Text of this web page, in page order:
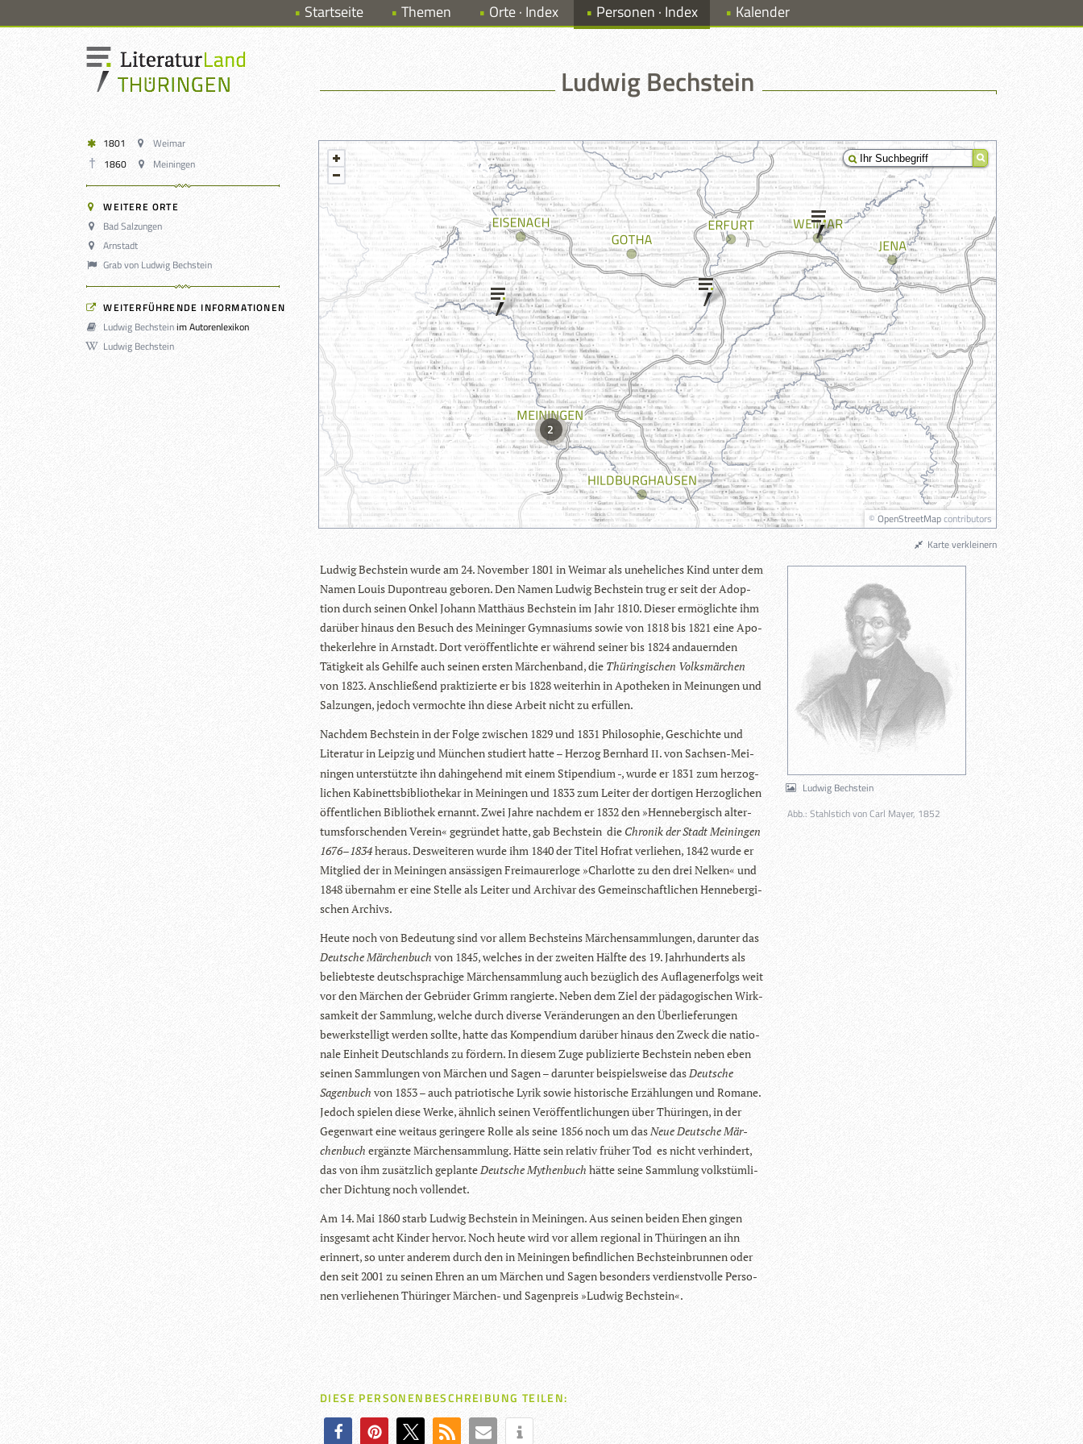
Startseite Themen Orte · Index Personen · Index Kalender
Ludwig Bechstein
1801
Weimar
1860
Meiningen
WEITERE ORTE
Bad Salzungen
Arnstadt
Grab von Ludwig Bechstein
WEITERFÜHRENDE INFORMATIONEN
Ludwig Bechsteinim Autorenlexikon
Ludwig Bechstein
2
© OpenStreetMapcontributors
Lud­wig Bech­stein wurde am 24. Novem­ber 1801 in Wei­mar als unehe­li­ches Kind unter dem
Namen Louis Dupont­reau gebo­ren. Den Namen Lud­wig Bech­stein trug er seit der Adop­
tion durch sei­nen Onkel Johann Mat­thäus Bech­stein im Jahr 1810. Die­ser ermög­lichte ihm
dar­über hin­aus den Besuch des Mei­nin­ger Gym­na­si­ums sowie von 1818 bis 1821 eine Apo­
the­ker­lehre in Arn­stadt. Dort ver­öf­fent­lichte er wäh­rend sei­ner bis 1824 andau­ern­den
Tätig­keit als Gehilfe auch sei­nen ers­ten Mär­chen­band, die Thü­rin­gi­schen Volks­mär­chen
von 1823. Anschlie­ßend prak­ti­zierte er bis 1828 wei­ter­hin in Apo­the­ken in Mei­nun­gen und
Sal­zun­gen, jedoch ver­mochte ihn diese Arbeit nicht zu erfüllen.
Nach­dem Bech­stein in der Folge zwi­schen 1829 und 1831 Phi­lo­so­phie, Geschichte und
Lite­ra­tur in Leip­zig und Mün­chen stu­diert hatte – Her­zog Bern­hardII. von Sach­sen-Mei­
nin­gen unter­stützte ihn dahin­ge­hend mit einem Sti­pen­dium -, wurde er 1831 zum her­zog­
li­chen Kabi­netts­bi­blio­the­kar in Mei­nin­gen und 1833 zum Lei­ter der dor­ti­gen Her­zog­li­chen
öffent­li­chen Biblio­thek ernannt. Zwei Jahre nach­dem er 1832 den »Hen­ne­ber­gisch alter­
tums­for­schen­den Ver­ein« gegrün­det hatte, gab Bech­stein die Chro­nik der Stadt Mei­nin­gen
1676–1834her­aus. Des­wei­te­ren wurde ihm 1840 der Titel Hof­rat ver­lie­hen, 1842 wurde er
Mit­glied der in Mei­nin­gen ansäs­si­gen Frei­mau­rer­loge »Char­lotte zu den drei Nel­ken« und
1848 über­nahm er eine Stelle als Lei­ter und Archi­var des Gemein­schaft­li­chen Hen­ne­ber­gi­
schen Archivs.
Heute noch von Bedeu­tung sind vor allem Bech­steins Mär­chen­samm­lun­gen, dar­un­ter das
Deut­sche Mär­chen­buch von 1845, wel­ches in der zwei­ten Hälfte des 19. Jahr­hun­derts als
belieb­teste deutsch­spra­chige Mär­chen­samm­lung auch bezüg­lich des Auf­la­gen­er­folgs weit
vor den Mär­chen der Gebrü­der Grimm ran­gierte. Neben dem Ziel der päd­ago­gi­schen Wirk­
sam­keit der Samm­lung, wel­che durch diverse Ver­än­de­run­gen an den Über­lie­fe­run­gen
bewerk­stel­ligt wer­den sollte, hatte das Kom­pen­dium dar­über hin­aus den Zweck die natio­
nale Ein­heit Deutsch­lands zu för­dern. In die­sem Zuge publi­zierte Bech­stein neben eben
sei­nen Samm­lun­gen von Mär­chen und Sagen – dar­un­ter bei­spiels­weise dasDeut­sche
Sagen­buch von 1853 – auch patrio­ti­sche Lyrik sowie his­to­ri­sche Erzäh­lun­gen und Romane.
Jedoch spie­len diese Werke, ähn­lich sei­nen Ver­öf­fent­li­chun­gen über Thü­rin­gen, in der
Gegen­wart eine weit­aus gerin­gere Rolle als seine 1856 noch um dasNeue Deut­sche Mär­
chen­buch ergänzte Mär­chen­samm­lung. Hätte sein rela­tiv frü­her Tod es nicht ver­hin­dert,
das von ihm zusätz­lich geplanteDeut­sche Mythen­buch hätte seine Samm­lung volks­tüm­li­
cher Dich­tung noch vollendet.
Am 14. Mai 1860 starb Lud­wig Bech­stein in Mei­nin­gen. Aus sei­nen bei­den Ehen gin­gen
ins­ge­samt acht Kin­der her­vor. Noch heute wird vor allem regio­nal in Thü­rin­gen an ihn
erin­nert, so unter ande­rem durch den in Mei­nin­gen befind­li­chen Bech­stein­brun­nen oder
den seit 2001 zu sei­nen Ehren an um Mär­chen und Sagen beson­ders ver­dienst­volle Per­so­
nen ver­lie­he­nen Thü­rin­ger Mär­chen- und Sagen­preis »Lud­wig Bechstein«.
DIESE PERSONENBESCHREIBUNG TEILEN:
Karte verkleinern
Ludwig Bechstein
Abb.: Stahlstich von Carl Mayer, 1852